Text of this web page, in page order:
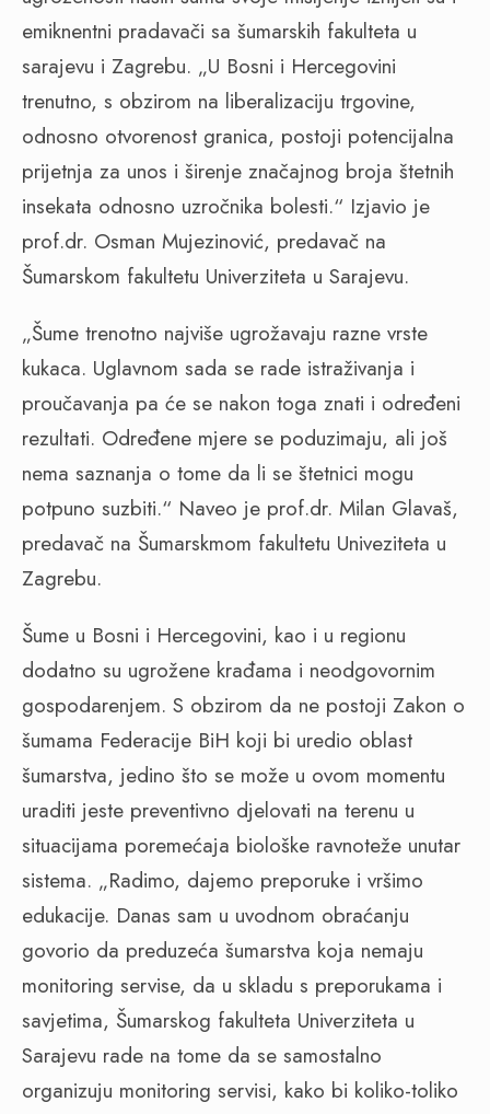
emiknentni pradavači sa šumarskih fakulteta u
sarajevu i Zagrebu. „U Bosni i Hercegovini
trenutno, s obzirom na liberalizaciju trgovine,
odnosno otvorenost granica, postoji potencijalna
prijetnja za unos i širenje značajnog broja štetnih
insekata odnosno uzročnika bolesti.“ Izjavio je
prof.dr. Osman Mujezinović, predavač na
Šumarskom fakultetu Univerziteta u Sarajevu.
„Šume trenotno najviše ugrožavaju razne vrste
kukaca. Uglavnom sada se rade istraživanja i
proučavanja pa će se nakon toga znati i određeni
rezultati. Određene mjere se poduzimaju, ali još
nema saznanja o tome da li se štetnici mogu
potpuno suzbiti.“ Naveo je prof.dr. Milan Glavaš,
predavač na Šumarskmom fakultetu Univeziteta u
Zagrebu.
Šume u Bosni i Hercegovini, kao i u regionu
dodatno su ugrožene krađama i neodgovornim
gospodarenjem. S obzirom da ne postoji Zakon o
šumama Federacije BiH koji bi uredio oblast
šumarstva, jedino što se može u ovom momentu
uraditi jeste preventivno djelovati na terenu u
situacijama poremećaja biološke ravnoteže unutar
sistema. „Radimo, dajemo preporuke i vršimo
edukacije. Danas sam u uvodnom obraćanju
govorio da preduzeća šumarstva koja nemaju
monitoring servise, da u skladu s preporukama i
savjetima, Šumarskog fakulteta Univerziteta u
Sarajevu rade na tome da se samostalno
organizuju monitoring servisi, kako bi koliko-toliko